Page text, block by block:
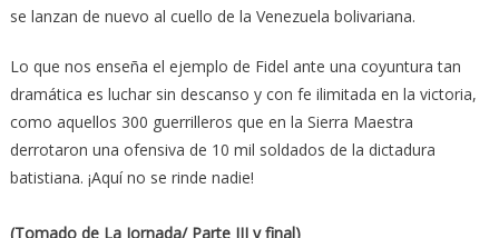
se lanzan de nuevo al cuello de la Venezuela bolivariana.
Lo que nos enseña el ejemplo de Fidel ante una coyuntura tan
dramática es luchar sin descanso y con fe ilimitada en la victoria,
como aquellos 300 guerrilleros que en la Sierra Maestra
derrotaron una ofensiva de 10 mil soldados de la dictadura
batistiana. ¡Aquí no se rinde nadie!
(Tomado de La Jornada/ Parte III y final)